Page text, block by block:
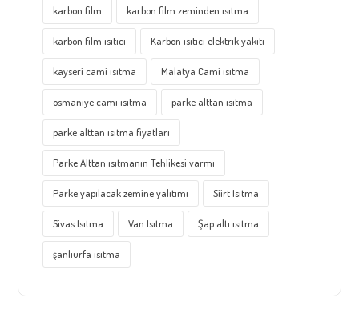
karbon film karbon film zeminden ısıtma
karbon film ısıtıcı Karbon ısıtıcı elektrik yakıtı
kayseri cami ısıtma Malatya Cami ısıtma
osmaniye cami ısıtma parke alttan ısıtma
parke alttan ısıtma fiyatları
Parke Alttan ısıtmanın Tehlikesi varmı
Parke yapılacak zemine yalıtımı Siirt Isıtma
Sivas Isıtma Van Isıtma Şap altı ısıtma
şanlıurfa ısıtma